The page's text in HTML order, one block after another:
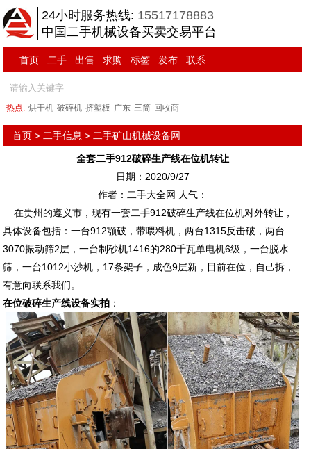
24小时服务热线: 15517178883
中国二手机械设备买卖交易平台
首页 二手 出售 求购 标签 发布 联系
热点: 烘干机 破碎机 挤塑板 广东 三筒 回收商
首页 > 二手信息 > 二手矿山机械设备网
全套二手912破碎生产线在位机转让
日期：2020/9/27
作者：二手大全网 人气：
在贵州的遵义市，现有一套二手912破碎生产线在位机对外转让，
具体设备包括：一台912颚破，带喂料机，两台1315反击破，两台
3070振动筛2层，一台制砂机1416的280千瓦单电机6级，一台脱水
筛，一台1012小沙机，17条架子，成色9层新，目前在位，自己拆，
有意向联系我们。
在位破碎生产线设备实拍 ：